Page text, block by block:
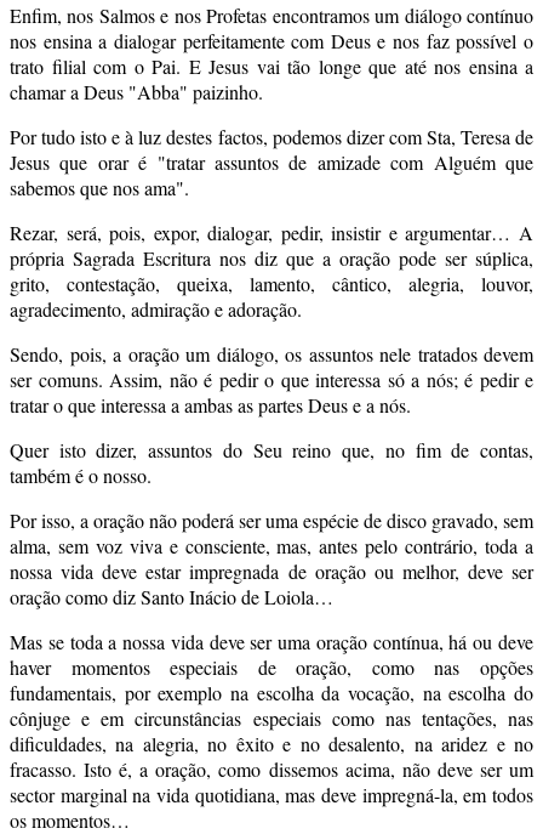
Enfim, nos Salmos e nos Profetas encontramos um diálogo contínuo
nos ensina a dialogar perfeitamente com Deus e nos faz possível o
trato filial com o Pai. E Jesus vai tão longe que até nos ensina a
chamar a Deus "Abba" paizinho.
Por tudo isto e à luz destes factos, podemos dizer com Sta, Teresa de
Jesus que orar é "tratar assuntos de amizade com Alguém que
sabemos que nos ama".
Rezar, será, pois, expor, dialogar, pedir, insistir e argumentar… A
própria Sagrada Escritura nos diz que a oração pode ser súplica,
grito, contestação, queixa, lamento, cântico, alegria, louvor,
agradecimento, admiração e adoração.
Sendo, pois, a oração um diálogo, os assuntos nele tratados devem
ser comuns. Assim, não é pedir o que interessa só a nós; é pedir e
tratar o que interessa a ambas as partes Deus e a nós.
Quer isto dizer, assuntos do Seu reino que, no fim de contas,
também é o nosso.
Por isso, a oração não poderá ser uma espécie de disco gravado, sem
alma, sem voz viva e consciente, mas, antes pelo contrário, toda a
nossa vida deve estar impregnada de oração ou melhor, deve ser
oração como diz Santo Inácio de Loiola…
Mas se toda a nossa vida deve ser uma oração contínua, há ou deve
haver momentos especiais de oração, como nas opções
fundamentais, por exemplo na escolha da vocação, na escolha do
cônjuge e em circunstâncias especiais como nas tentações, nas
dificuldades, na alegria, no êxito e no desalento, na aridez e no
fracasso. Isto é, a oração, como dissemos acima, não deve ser um
sector marginal na vida quotidiana, mas deve impregná-la, em todos
os momentos…